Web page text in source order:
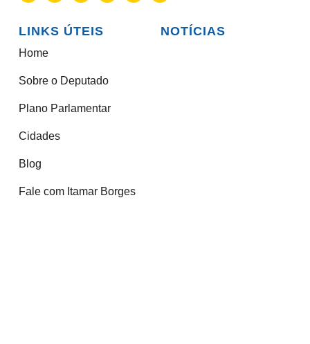
LINKS ÚTEIS
Home
Sobre o Deputado
Plano Parlamentar
Cidades
Blog
Fale com Itamar Borges
NOTÍCIAS